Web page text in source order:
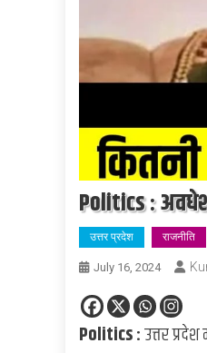
Politics :
उत्तर प्रदेश राजनीति
July 16, 2024
Politics :उत्तर